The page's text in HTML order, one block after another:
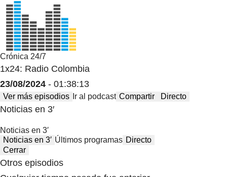
Crónica 24/7
1x24: Radio Colombia
23/08/2024 - 01:38:13
Ver más episodios Ir al podcast Compartir Directo
Noticias en 3′
Noticias en 3′
Noticias en 3′ Últimos programas Directo
Cerrar
Otros episodios